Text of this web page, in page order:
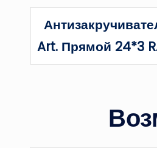
Art. Прямой 24*3